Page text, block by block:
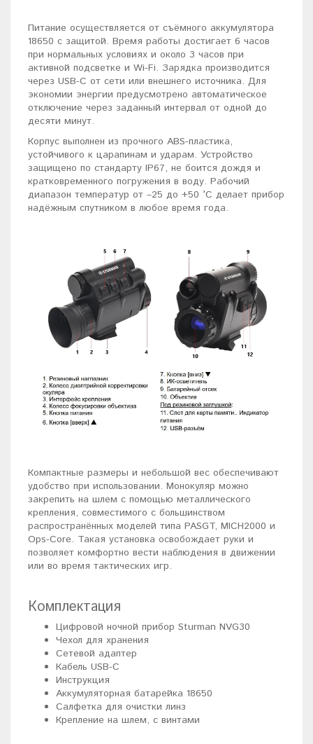
Питание осуществляется от съёмного аккумулятора
18650 с защитой. Время работы достигает 6 часов
при нормальных условиях и около 3 часов при
активной подсветке и Wi-Fi. Зарядка производится
через USB-C от сети или внешнего источника. Для
экономии энергии предусмотрено автоматическое
отключение через заданный интервал от одной до
десяти минут.
Корпус выполнен из прочного ABS-пластика,
устойчивого к царапинам и ударам. Устройство
защищено по стандарту IP67, не боится дождя и
кратковременного погружения в воду. Рабочий
диапазон температур от –25 до +50 °C делает прибор
надёжным спутником в любое время года.
Компактные размеры и небольшой вес обеспечивают
удобство при использовании. Монокуляр можно
закрепить на шлем с помощью металлического
крепления, совместимого с большинством
распространённых моделей типа PASGT, MICH2000 и
Ops-Core. Такая установка освобождает руки и
позволяет комфортно вести наблюдения в движении
или во время тактических игр.
Комплектация
Цифровой ночной прибор Sturman NVG30
Чехол для хранения
Сетевой адаптер
Кабель USB-C
Инструкция
Аккумуляторная батарейка 18650
Салфетка для очистки линз
Крепление на шлем, с винтами